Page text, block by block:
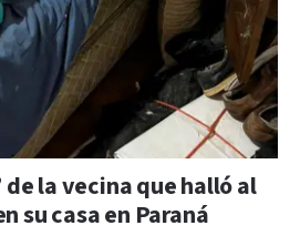
la vecina que halló al
su casa en Paraná